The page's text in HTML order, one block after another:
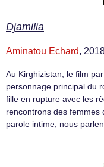
Djamilia
Aminatou Echard,
Au Kirghizistan, le film
personnage principal du
fille en rupture avec les
rencontrons des femmes
parole intime, nous